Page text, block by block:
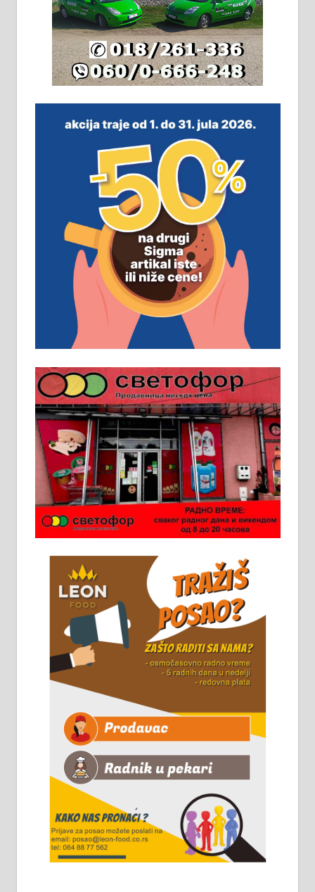
Издајем комплетно опремљену
халу на Житковачком путу, на
плацу површине око 7 ари.
064/321-80-51; 063/102-35-25
м2 са плацем од 8 ари у Зеленом
виру у Алексинцу. Могућа
замена. 064/21-63-584
ПОСЛОВНИ ОГЛАСИ
Рудник и флотација Рудник
д.о.о. Рудник запошљава 20
помоћника рудара. Услови:
Основна школа, пожељно радно
искуство на истим и сличним
пословима, али не и неопходан
услов. Обезбеђен смештај,
превоз, исхрана. 032/57-41-122 –
локал 22
Пружам услуге завршних радова
у грађевини, хидроизолације и
молерских радова. 061/25-28-058
Ало таксију потребан возач са Б
категоријом. 064/02-85-511
Потребна два радника за рад на
стоваришту „Липа промет” у
Алексинцу. За више
информација доћи лично на
стовариште у улици Максима
Горког 26 сваког радног дана од
8 до 15 часова. 063/465-045
Чистим све врсте димњака.
061/32-13-445